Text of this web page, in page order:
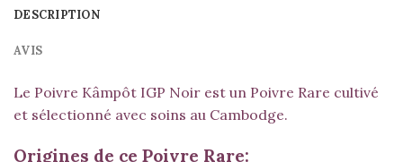
DESCRIPTION
AVIS
Le Poivre Kâmpôt IGP Noir est un Poivre Rare cultivé
et sélectionné avec soins au Cambodge.
Origines de ce Poivre Rare: